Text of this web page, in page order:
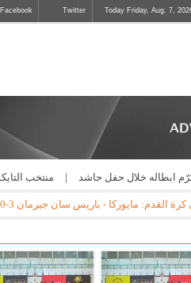
Facebook Twitter Today Friday, Aug. 7,
منتخب التايكواندو إلى حفل حاشد
- تشيلسي 1-0 * مانشستر سيتي - نجوم الدوري الكوري 3-1 * ميلان - انتر 1-1